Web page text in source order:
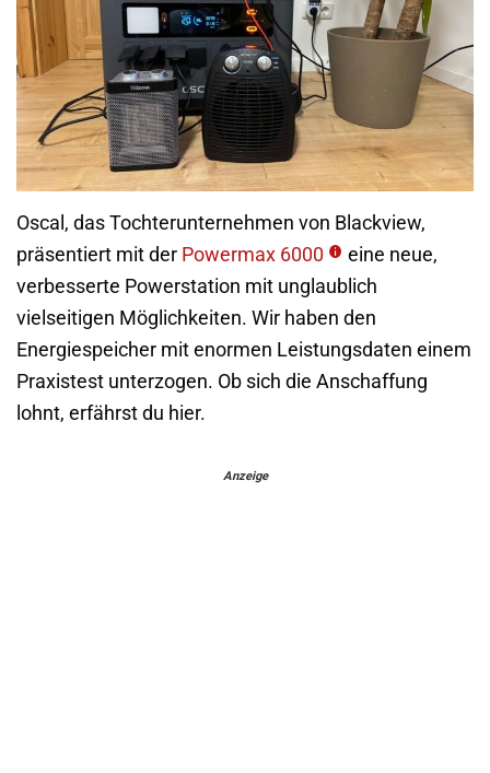
Oscal, das Tochterunternehmen von Blackview,
präsentiert mit der Powermax 6000
eine neue,
verbesserte Powerstation mit unglaublich
vielseitigen Möglichkeiten. Wir haben den
Energiespeicher mit enormen Leistungsdaten einem
Praxistest unterzogen. Ob sich die Anschaffung
lohnt, erfährst du hier.
Anzeige